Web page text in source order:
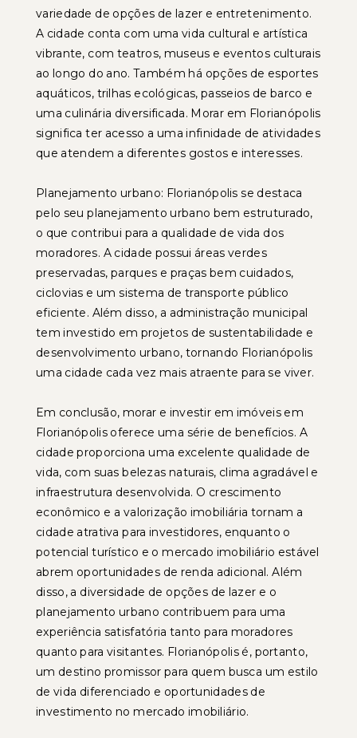
variedade de opções de lazer e entretenimento.
A cidade conta com uma vida cultural e artística
vibrante, com teatros, museus e eventos culturais
ao longo do ano. Também há opções de esportes
aquáticos, trilhas ecológicas, passeios de barco e
uma culinária diversificada. Morar em Florianópolis
significa ter acesso a uma infinidade de atividades
que atendem a diferentes gostos e interesses.
Planejamento urbano: Florianópolis se destaca
pelo seu planejamento urbano bem estruturado,
o que contribui para a qualidade de vida dos
moradores. A cidade possui áreas verdes
preservadas, parques e praças bem cuidados,
ciclovias e um sistema de transporte público
eficiente. Além disso, a administração municipal
tem investido em projetos de sustentabilidade e
desenvolvimento urbano, tornando Florianópolis
uma cidade cada vez mais atraente para se viver.
Em conclusão, morar e investir em imóveis em
Florianópolis oferece uma série de benefícios. A
cidade proporciona uma excelente qualidade de
vida, com suas belezas naturais, clima agradável e
infraestrutura desenvolvida. O crescimento
econômico e a valorização imobiliária tornam a
cidade atrativa para investidores, enquanto o
potencial turístico e o mercado imobiliário estável
abrem oportunidades de renda adicional. Além
disso, a diversidade de opções de lazer e o
planejamento urbano contribuem para uma
experiência satisfatória tanto para moradores
quanto para visitantes. Florianópolis é, portanto,
um destino promissor para quem busca um estilo
de vida diferenciado e oportunidades de
investimento no mercado imobiliário.